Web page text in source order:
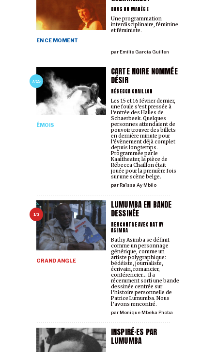
DANS UN MANÈGE
EN CE MOMENT
parEmilie Garcia Guillen
Une programmation
interdisciplinaire, féminine
et féministe.
7/15
CARTE NOIRE NOMMÉE
DÉSIR
RÉBECCA CHAILLON
ÉMOIS
parRaïssa Ay Mbilo
Les 15 et 16 février dernier,
une foule s’est pressée à
l’entrée des Halles de
Schaerbeek. Quelques
personnes attendaient de
pouvoir trouver des billets
en dernière minute pour
l’évènement déjà complet
depuis longtemps.
Programmée par le
Kaaitheater, la pièce de
Rébecca Chaillon était
jouée pour la première fois
sur une scène belge.
1/3
LUMUMBA EN BANDE
DESSINÉE
RENCONTRE AVEC BATHY
ASIMBA
GRAND ANGLE
parMonique Mbeka Phoba
Bathy Asimba se définit
comme un personnage
générique, comme un
artiste polygraphique:
bédéiste, journaliste,
écrivain, romancier,
conférencier… Il a
récemment sorti une bande
dessinée centrée sur
l’histoire personnelle de
Patrice Lumumba. Nous
l’avons rencontré.
INSPIRÉ·ES PAR
LUMUMBA